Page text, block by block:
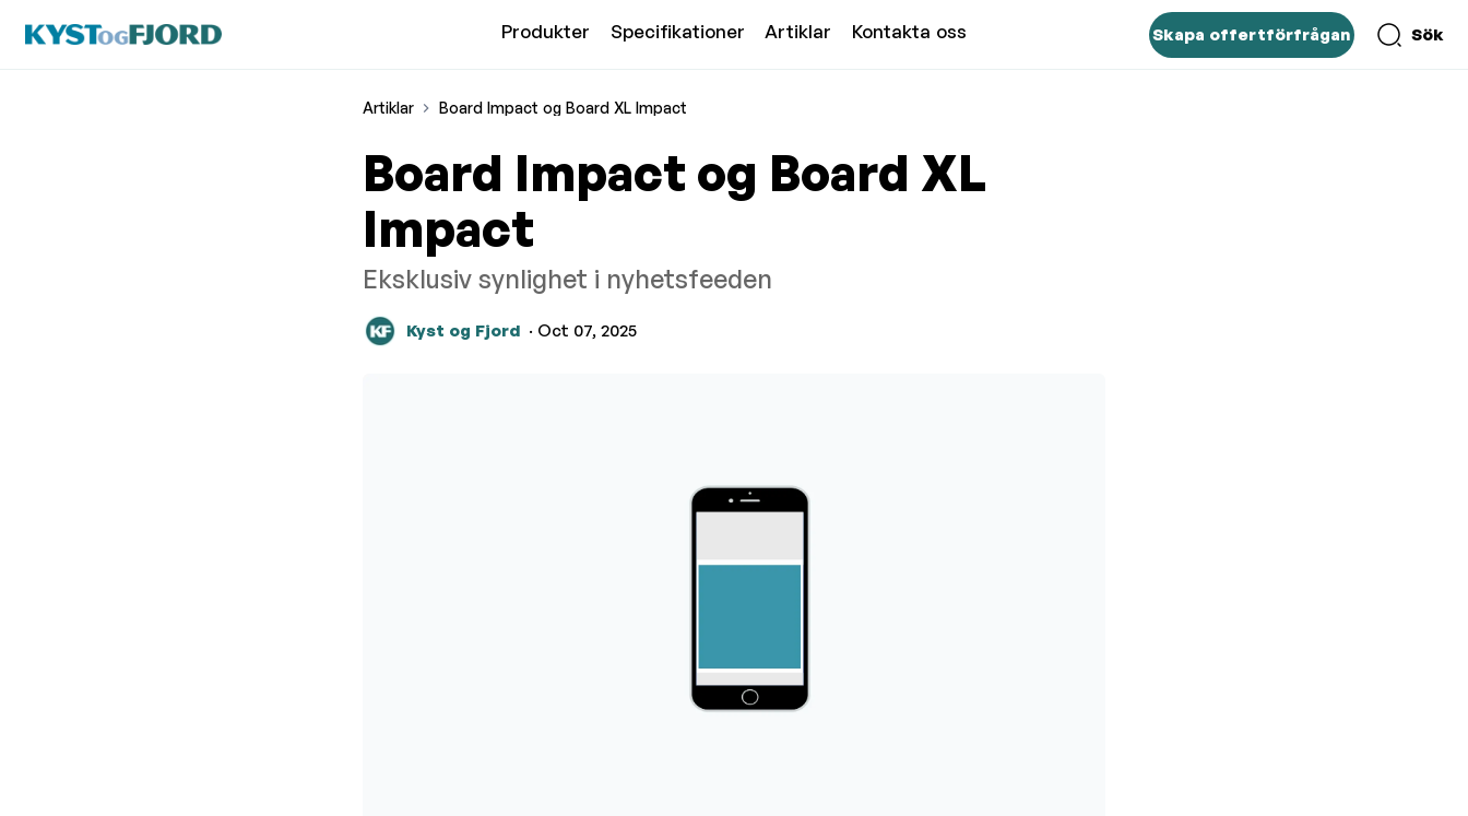
Produkter Specifikationer Artiklar Kontakta oss Skapa offertförfrågan Sök
Artiklar Board Impact og Board XL Impact
Board Impact og Board XL
Impact
Eksklusiv synlighet i nyhetsfeeden
Kyst og Fjord · Oct 07, 2025